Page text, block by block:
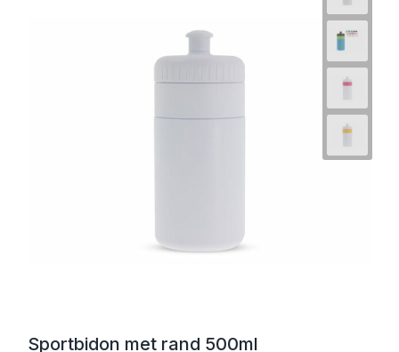
Sportbidon met rand 500ml